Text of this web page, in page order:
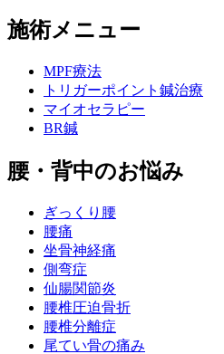
施術メニュー
MPF療法
トリガーポイント鍼治療
マイオセラピー
BR鍼
腰・背中のお悩み
ぎっくり腰
腰痛
坐骨神経痛
側弯症
仙腸関節炎
腰椎圧迫骨折
腰椎分離症
尾てい骨の痛み